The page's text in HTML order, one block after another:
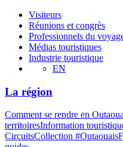
Visiteurs
Réunions et congrès
Professionnels du
Médias touristiques
Industrie touristique
EN
La région
Comment se rendre en
territoiresInformation
CircuitsCollection